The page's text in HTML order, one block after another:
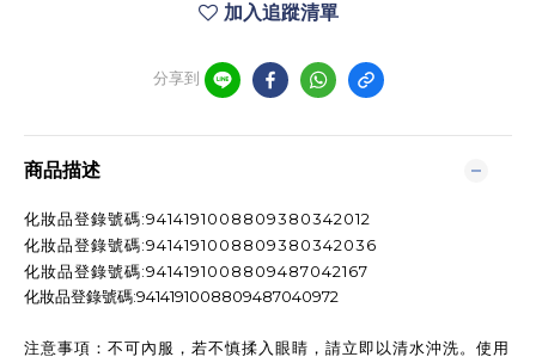
加入追蹤清單
分享到
商品描述
化妝品登錄號碼:9414191008809380342012
化妝品登錄號碼:9414191008809380342036
化妝品登錄號碼:9414191008809487042167
化妝品登錄號碼:9414191008809487040972
注意事項：不可內服，若不慎揉入眼睛，請立即以清水沖洗。使用